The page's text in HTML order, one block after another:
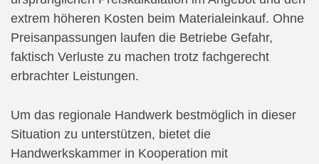
extrem höheren Kosten beim Materialeinkauf. Ohne
Preisanpassungen laufen die Betriebe Gefahr,
faktisch Verluste zu machen trotz fachgerecht
erbrachter Leistungen.
Um das regionale Handwerk bestmöglich in dieser
Situation zu unterstützen, bietet die
Handwerkskammer in Kooperation mit